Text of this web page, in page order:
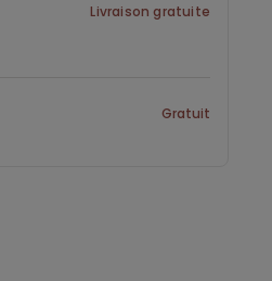
Livraison gratuite
Gratuit